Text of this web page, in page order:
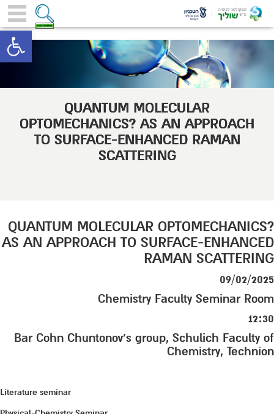
QUANTUM MOLECULAR
OPTOMECHANICS? AS AN APPROACH
TO SURFACE-ENHANCED RAMAN
SCATTERING
QUANTUM MOLECULAR OPTOMECHANICS?
AS AN APPROACH TO SURFACE-ENHANCED
RAMAN SCATTERING
09/02/2025
Chemistry Faculty Seminar Room
12:30
Bar Cohn Chuntonov’s group, Schulich Faculty of
Chemistry, Technion
Literature seminar